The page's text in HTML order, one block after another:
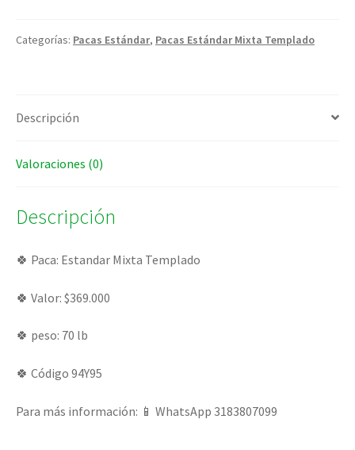
Categorías: Pacas Estándar, Pacas Estándar Mixta Templado
Descripción
Valoraciones (0)
Descripción
🍀 Paca: Estandar Mixta Templado
🍀 Valor: $369.000
🍀 peso: 70 lb
🍀 Código 94Y95
Para más información: 📱 WhatsApp 3183807099